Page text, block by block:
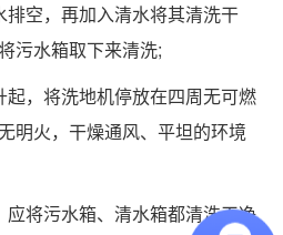
空，再加入清水将其清洗干
污水箱取下来清洗;
，将洗地机停放在四周无可燃
明火，干燥通风、平坦的环境
将污水箱、清水箱都清洗干净